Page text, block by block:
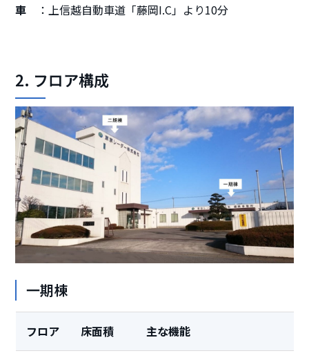
車
上信越自動車道「藤岡I.C」より10分
2. フロア構成
一期棟
フロア 床面積 主な機能